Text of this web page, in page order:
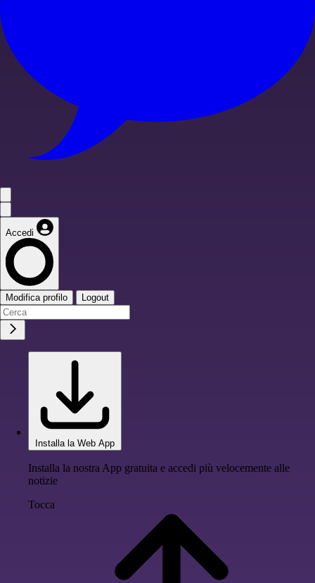
Accedi
Modifica profilo Logout
Installa la Web App
Installa la nostra App gratuita e accedi più velocemente alle
notizie
Tocca